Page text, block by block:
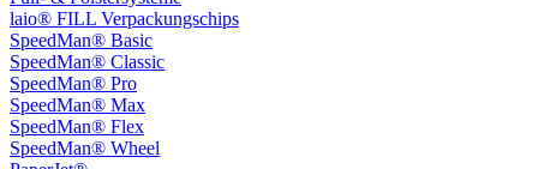
laio® FILL Verpackungschips
SpeedMan® Basic
SpeedMan® Classic
SpeedMan® Pro
SpeedMan® Max
SpeedMan® Flex
SpeedMan® Wheel